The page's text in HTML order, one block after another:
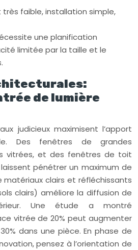
très faible, installation simple,
une planification
limitée par la taille et le
de lumière
judicieux maximisent l’apport
Des fenêtres de grandes
vitrées, et des fenêtres de toit
pénétrer un maximum de
matériaux clairs et réfléchissants
clairs) améliore la diffusion de
Une étude a montré
vitrée de 20% peut augmenter
dans une pièce. En phase de
pensez à l’orientation de